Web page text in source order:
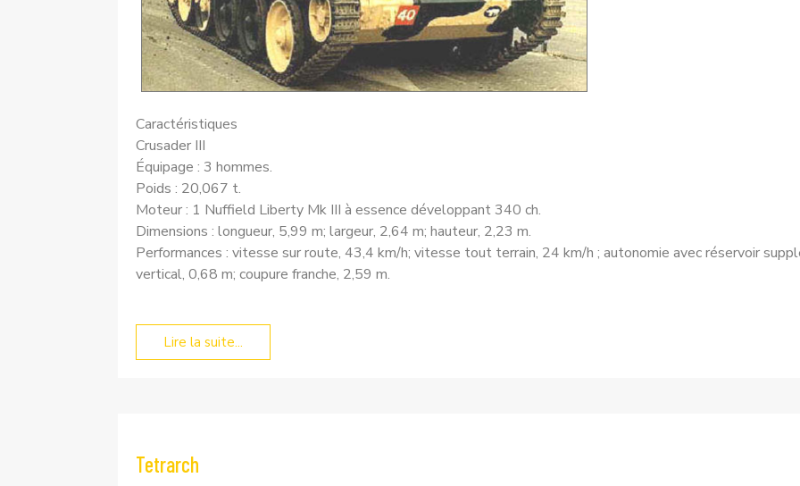
Caractéristiques
Crusader III
Équipage : 3 hommes.
Poids : 20,067 t.
Moteur : 1 Nuffield Liberty Mk III à essence développant 340 ch.
Dimensions : longueur, 5,99 m; largeur, 2,64 m; hauteur, 2,23 m.
Performances : vitesse sur route, 43,4 km/h; vitesse tout terrain, 24 km/h ; autonomie avec réservoir
vertical, 0,68 m; coupure franche, 2,59 m.
Lire la suite...
Tetrarch